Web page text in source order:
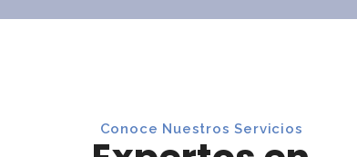
Conoce Nuestros Servicios